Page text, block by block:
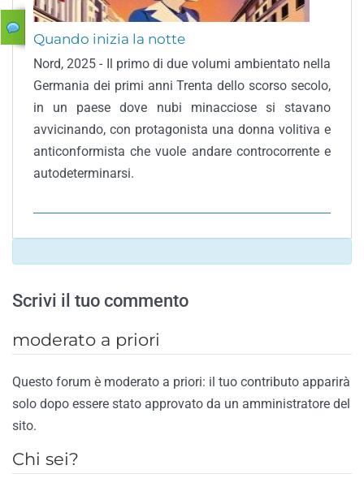
Quando inizia la notte
Nord, 2025 - Il primo di due volumi ambientato nella
Germania dei primi anni Trenta dello scorso secolo,
in un paese dove nubi minacciose si stavano
avvicinando, con protagonista una donna volitiva e
anticonformista che vuole andare controcorrente e
autodeterminarsi.
Scrivi il tuo commento
moderato a priori
Questo forum è moderato a priori: il tuo contributo apparirà
solo dopo essere stato approvato da un amministratore del
sito.
Chi sei?